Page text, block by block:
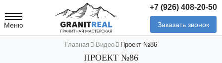
Меню
+7 (926) 408-20-50
Заказать звонок
Главная Видео Проект №86
ПРОЕКТ №86